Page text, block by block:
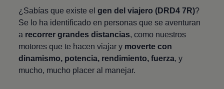
¿Sabías que existe elgen del viajero (DRD4 7R)?
Se lo ha identificado en personas que se aventuran
a recorrer grandes distancias, como nuestros
motores que te hacen viajar y moverte con
dinamismo, potencia, rendimiento, fuerza, y
mucho, mucho placer al manejar.